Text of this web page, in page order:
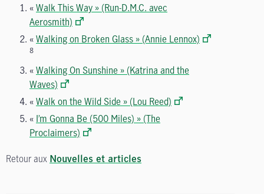
«Walk This Way » (Run-D.M.C. avec
Aerosmith)
«Walking on Broken Glass » (Annie Lennox)
8
«Walking On Sunshine » (Katrina and the
Waves)
«Walk on the Wild Side » (Lou Reed)
« I’m Gonna Be (500 Miles) » (The
Proclaimers)
Retour aux Nouvelles et articles